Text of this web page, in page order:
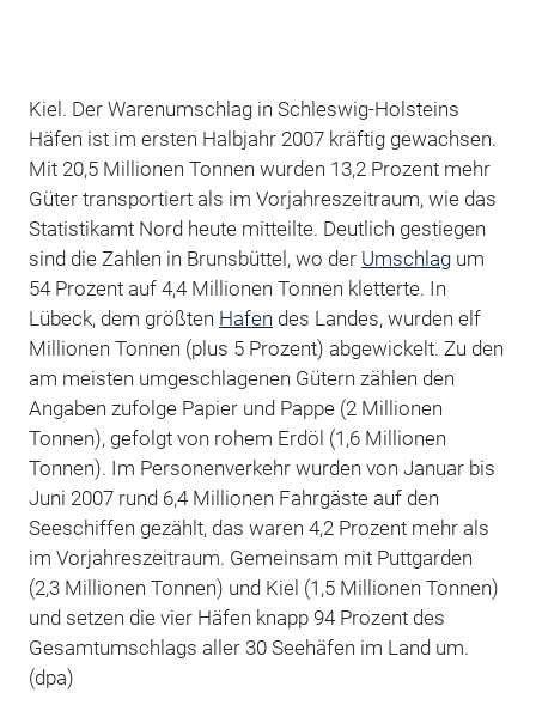
Kiel. Der Warenumschlag in Schleswig-Holsteins
Häfen ist im ersten Halbjahr 2007 kräftig gewachsen.
Mit 20,5 Millionen Tonnen wurden 13,2 Prozent mehr
Güter transportiert als im Vorjahreszeitraum, wie das
Statistikamt Nord heute mitteilte. Deutlich gestiegen
sind die Zahlen in Brunsbüttel, wo der Umschlagum
54 Prozent auf 4,4 Millionen Tonnen kletterte. In
Lübeck, dem größten Hafen des Landes, wurden elf
Millionen Tonnen (plus 5 Prozent) abgewickelt. Zu den
am meisten umgeschlagenen Gütern zählen den
Angaben zufolge Papier und Pappe (2 Millionen
Tonnen), gefolgt von rohem Erdöl (1,6 Millionen
Tonnen). Im Personenverkehr wurden von Januar bis
Juni 2007 rund 6,4 Millionen Fahrgäste auf den
Seeschiffen gezählt, das waren 4,2 Prozent mehr als
im Vorjahreszeitraum. Gemeinsam mit Puttgarden
(2,3 Millionen Tonnen) und Kiel (1,5 Millionen Tonnen)
und setzen die vier Häfen knapp 94 Prozent des
Gesamtumschlags aller 30 Seehäfen im Land um.
(dpa)